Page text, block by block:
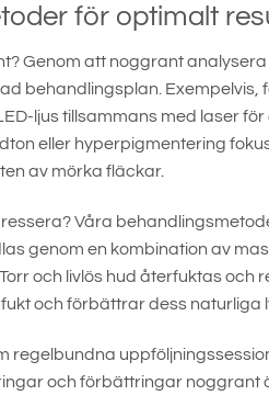
för optimalt
Genom att noggrant
behandlingsplan. Exempelvis,
ljus tillsammans med laser
eller hyperpigmentering
av mörka fläckar.
Våra
genom en kombination av
och livlös hud återfuktas och
och förbättrar dess naturliga
regelbundna
och förbättringar noggrant